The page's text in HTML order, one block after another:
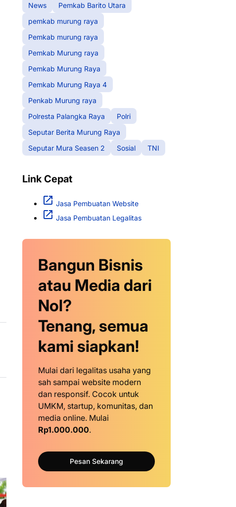
News
Pemkab Barito Utara
pemkab murung raya
Pemkab murung raya
Pemkab Murung raya
Pemkab Murung Raya
Pemkab Murung Raya 4
Penkab Murung raya
Polresta Palangka Raya
Polri
Seputar Berita Murung Raya
Seputar Mura Seasen 2
Sosial TNI
Link Cepat
Jasa Pembuatan Website
Jasa Pembuatan Legalitas
Bangun Bisnis
atau Media dari
Nol?
Tenang, semua
kami siapkan!
Mulai dari legalitas usaha yang
sah sampai website modern
dan responsif. Cocok untuk
UMKM, startup, komunitas, dan
media online. Mulai
Rp1.000.000.
Pesan Sekarang